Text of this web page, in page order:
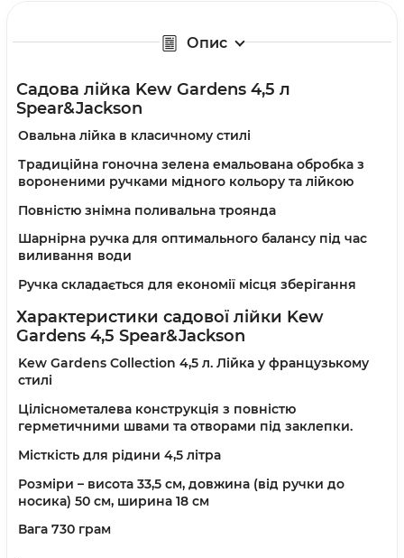
Опис
Садова лійка Kew Gardens 4,5 л
Spear&Jackson
Овальна лійка в класичному стилі
Традиційна гоночна зелена емальована обробка з
вороненими ручками мідного кольору та лійкою
Повністю знімна поливальна троянда
Шарнірна ручка для оптимального балансу під час
виливання води
Ручка складається для економії місця зберігання
Характеристики садової лійки Kew
Gardens 4,5 Spear&Jackson
Kew Gardens Collection 4,5 л. Лійка у французькому
стилі
Ціліснометалева конструкція з повністю
герметичними швами та отворами під заклепки.
Місткість для рідини 4,5 літра
Розміри – висота 33,5 см, довжина (від ручки до
носика) 50 см, ширина 18 см
Вага 730 грам